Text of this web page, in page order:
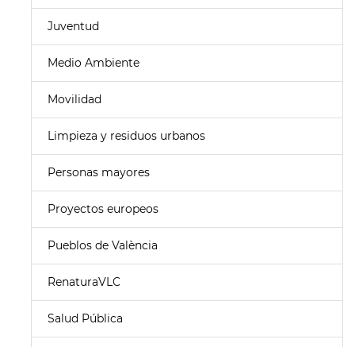
Juventud
Medio Ambiente
Movilidad
Limpieza y residuos urbanos
Personas mayores
Proyectos europeos
Pueblos de València
RenaturaVLC
Salud Pública